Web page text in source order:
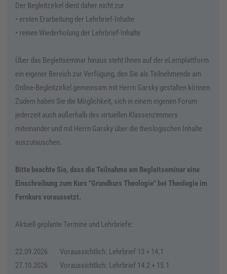
Der Begleitzirkel dient daher nicht zur
• ersten Erarbeitung der Lehrbrief-Inhalte
• reinen Wiederholung der Lehrbrief-Inhalte
Über das Begleitseminar hinaus steht Ihnen auf der eLernplattform
ein eigener Bereich zur Verfügung, den Sie als Teilnehmende am
Online-Begleitzirkel gemeinsam mit Herrn Garsky gestalten können.
Zudem haben Sie die Möglichkeit, sich in einem eigenen Forum
jederzeit auch außerhalb des virtuellen Klassenzimmers
miteinander und mit Herrn Garsky über die theologischen Inhalte
auszutauschen.
Bitte beachte Sie, dass die Teilnahme am Begleitseminar eine
Einschreibung zum Kurs "Grundkurs Theologie" bei Theologie im
Fernkurs voraussetzt.
Aktuell geplante Termine und Lehrbriefe:
22.09.2026
Voraussichtlich: Lehrbrief 13 + 14.1
27.10.2026
Voraussichtlich: Lehrbrief 14.2 + 15.1